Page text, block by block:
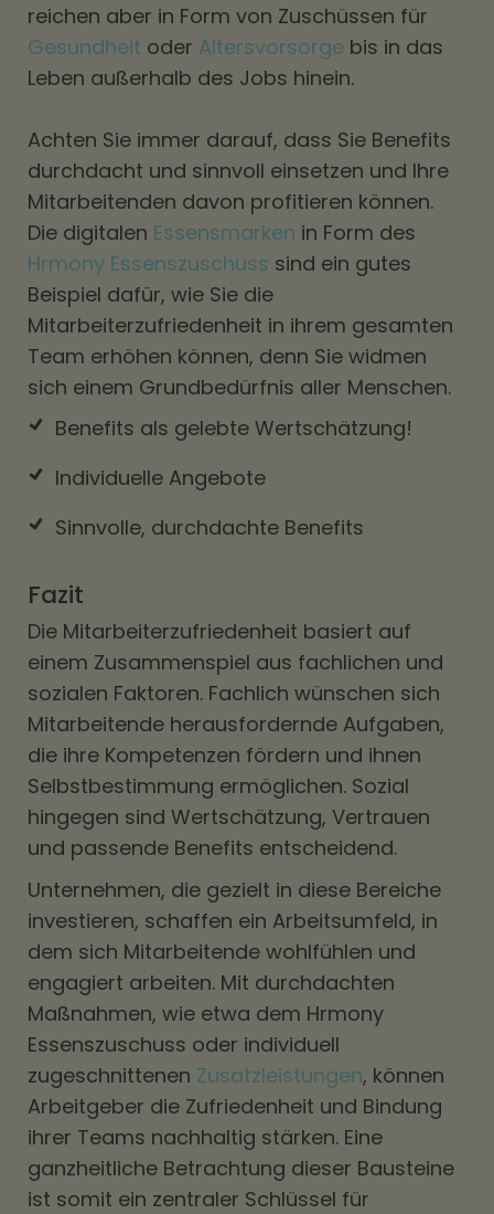
reichen aber in Form von Zuschüssen für
Gesundheit oder Altersvorsorge bis in das
Leben außerhalb des Jobs hinein.
Achten Sie immer darauf, dass Sie Benefits
durchdacht und sinnvoll einsetzen und Ihre
Mitarbeitenden davon profitieren können.
Die digitalen Essensmarken in Form des
Hrmony Essenszuschuss sind ein gutes
Beispiel dafür, wie Sie die
Mitarbeiterzufriedenheit in ihrem gesamten
Team erhöhen können, denn Sie widmen
sich einem Grundbedürfnis aller Menschen.
Benefits als gelebte Wertschätzung!
Individuelle Angebote
Sinnvolle, durchdachte Benefits
Fazit
Die Mitarbeiterzufriedenheit basiert auf
einem Zusammenspiel aus fachlichen und
sozialen Faktoren. Fachlich wünschen sich
Mitarbeitende herausfordernde Aufgaben,
die ihre Kompetenzen fördern und ihnen
Selbstbestimmung ermöglichen. Sozial
hingegen sind Wertschätzung, Vertrauen
und passende Benefits entscheidend.
Unternehmen, die gezielt in diese Bereiche
investieren, schaffen ein Arbeitsumfeld, in
dem sich Mitarbeitende wohlfühlen und
engagiert arbeiten. Mit durchdachten
Maßnahmen, wie etwa dem Hrmony
Essenszuschuss oder individuell
zugeschnittenen Zusatzleistungen, können
Arbeitgeber die Zufriedenheit und Bindung
ihrer Teams nachhaltig stärken. Eine
ganzheitliche Betrachtung dieser Bausteine
ist somit ein zentraler Schlüssel für